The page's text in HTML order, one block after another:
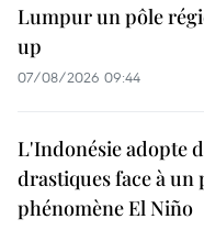
Lumpur un pôle
up
07/08/2026 09:44
L'Indonésie adopte
drastiques face à un
phénomène El Niño